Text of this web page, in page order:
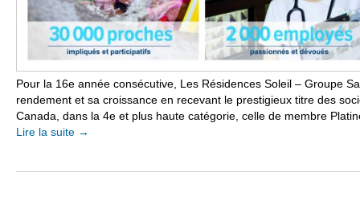
Pour la 16e année consécutive, Les Résidences Soleil – Groupe
rendement et sa croissance en recevant le prestigieux titre des
Canada, dans la 4e et plus haute catégorie, celle de membre
Lire la suite →